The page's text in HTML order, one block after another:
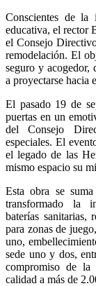
Conscientes de la
educativa, el rector
el Consejo
remodelación. El
seguro y acogedor,
a proyectarse hacia
El pasado 19 de
puertas en un
del Consejo
especiales. El
el legado de las
mismo espacio su
Esta obra se
transformado la
baterías sanitarias,
para zonas de
uno,
sede uno y dos,
compromiso de
calidad a más de